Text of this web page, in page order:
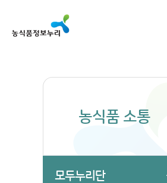
농식품 소통
모두누리단